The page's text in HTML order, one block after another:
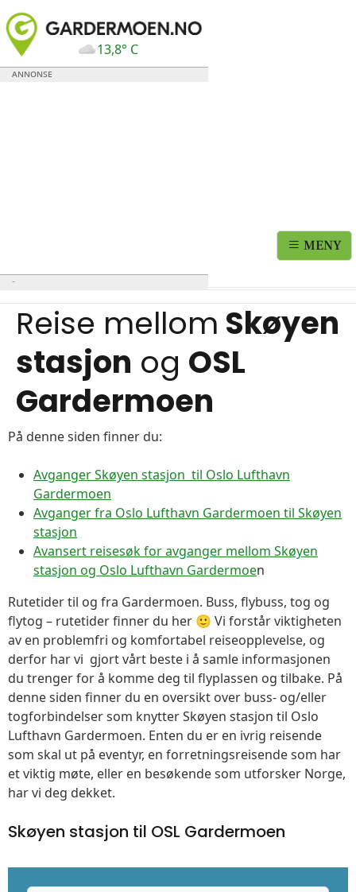
13,8° C
MENY
Reise mellom Skøyen
stasjon og OSL
Gardermoen
På denne siden finner du:
Avganger Skøyen stasjon til Oslo Lufthavn
Gardermoen
Avganger fra Oslo Lufthavn Gardermoen til Skøyen
stasjon
Avansert reisesøk for avganger mellom Skøyen
stasjon og Oslo Lufthavn Gardermoen
Rutetider til og fra Gardermoen. Buss, flybuss, tog og
flytog – rutetider finner du her 🙂 Vi forstår viktigheten
av en problemfri og komfortabel reiseopplevelse, og
derfor har vi gjort vårt beste i å samle informasjonen
du trenger for å komme deg til flyplassen og tilbake. På
denne siden finner du en oversikt over buss- og/eller
togforbindelser som knytter Skøyen stasjon til Oslo
Lufthavn Gardermoen. Enten du er en ivrig reisende
som skal ut på eventyr, en forretningsreisende som har
et viktig møte, eller en besøkende som utforsker Norge,
har vi deg dekket.
Skøyen stasjon til OSL Gardermoen